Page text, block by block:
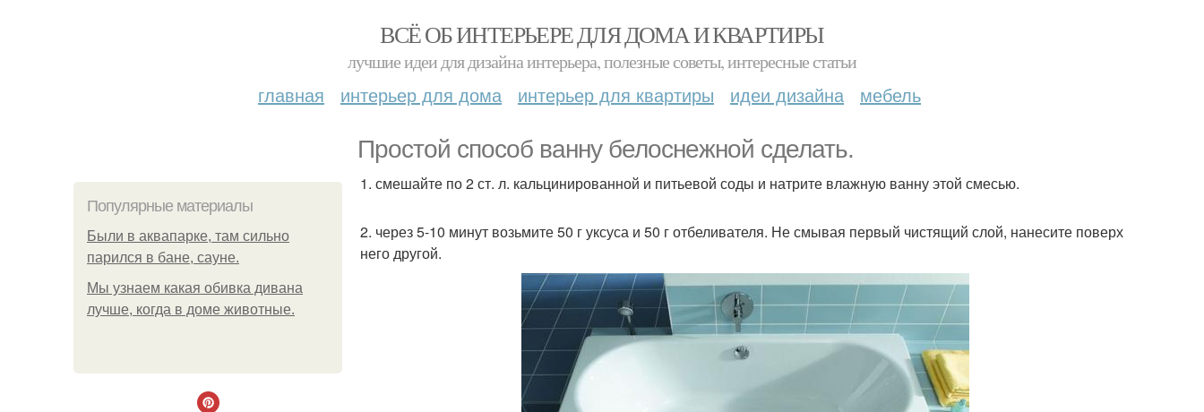
ВСЁ ОБ ИНТЕРЬЕРЕ ДЛЯ ДОМА И КВАРТИРЫ
лучшие идеи для дизайна интерьера, полезные советы, интересные статьи
главная интерьер для дома интерьер для квартиры идеи дизайна мебель
Простой способ ванну белоснежной сделать.
Популярные материалы
Были в аквапарке, там сильно
парился в бане, сауне.
Мы узнаем какая обивка дивана
лучше, когда в доме животные.
1. смешайте по 2 ст. л. кальцинированной и питьевой соды и натрите влажную ванну этой смесью.
2. через 5-10 минут возьмите 50 г уксуса и 50 г отбеливателя. Не смывая первый чистящий слой, нанесите поверх
него другой.